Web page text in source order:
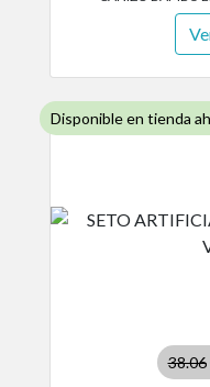
Disponible en tienda
38.06